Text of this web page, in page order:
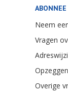
ABONNEE
Neem
Vragen
Opzeggen
Overige